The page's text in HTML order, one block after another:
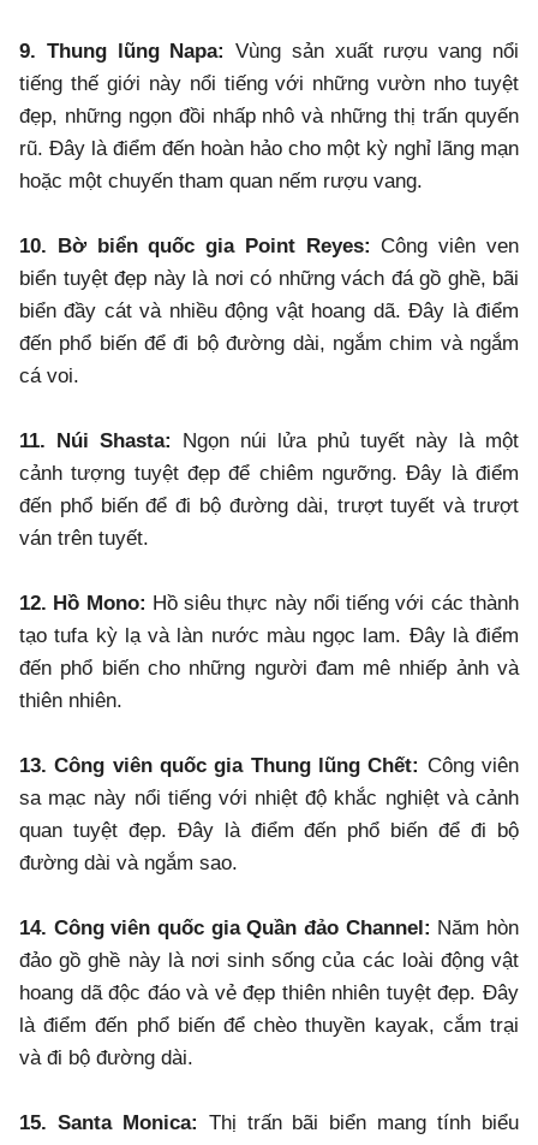
9. Thung lũng Napa: Vùng sản xuất rượu vang nổi
tiếng thế giới này nổi tiếng với những vườn nho tuyệt
đẹp, những ngọn đồi nhấp nhô và những thị trấn quyến
rũ. Đây là điểm đến hoàn hảo cho một kỳ nghỉ lãng mạn
hoặc một chuyến tham quan nếm rượu vang.
10. Bờ biển quốc gia Point Reyes: Công viên ven
biển tuyệt đẹp này là nơi có những vách đá gồ ghề, bãi
biển đầy cát và nhiều động vật hoang dã. Đây là điểm
đến phổ biến để đi bộ đường dài, ngắm chim và ngắm
cá voi.
11. Núi Shasta:
Ngọn núi lửa phủ tuyết này là một
cảnh tượng tuyệt đẹp để chiêm ngưỡng. Đây là điểm
đến phổ biến để đi bộ đường dài, trượt tuyết và trượt
ván trên tuyết.
12. Hồ Mono: Hồ siêu thực này nổi tiếng với các thành
tạo tufa kỳ lạ và làn nước màu ngọc lam. Đây là điểm
đến phổ biến cho những người đam mê nhiếp ảnh và
thiên nhiên.
13. Công viên quốc gia Thung lũng Chết: Công viên
sa mạc này nổi tiếng với nhiệt độ khắc nghiệt và cảnh
quan tuyệt đẹp. Đây là điểm đến phổ biến để đi bộ
đường dài và ngắm sao.
14. Công viên quốc gia Quần đảo Channel: Năm hòn
đảo gồ ghề này là nơi sinh sống của các loài động vật
hoang dã độc đáo và vẻ đẹp thiên nhiên tuyệt đẹp. Đây
là điểm đến phổ biến để chèo thuyền kayak, cắm trại
và đi bộ đường dài.
15. Santa Monica: Thị trấn bãi biển mang tính biểu